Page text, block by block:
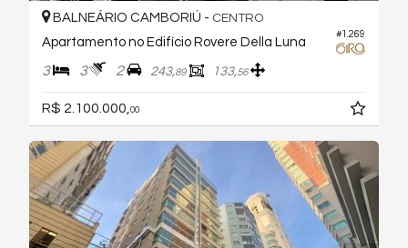
#1.269
BALNEÁRIO CAMBORIÚ - CENTRO
Apartamento no Edifício Rovere Della Luna
3 3 2 243,89 133,56
R$ 2.100.000,00